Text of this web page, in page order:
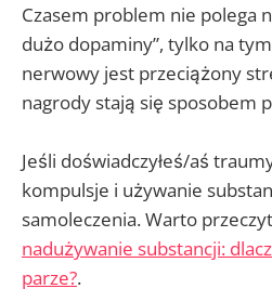
Czasem problem nie polega
dużo dopaminy”, tylko na
nerwowy jest przeciążony
nagrody stają się sposobem
Jeśli doświadczyłeś/aś
kompulsje i używanie
samoleczenia. Warto
nadużywanie substancji:
parze?.